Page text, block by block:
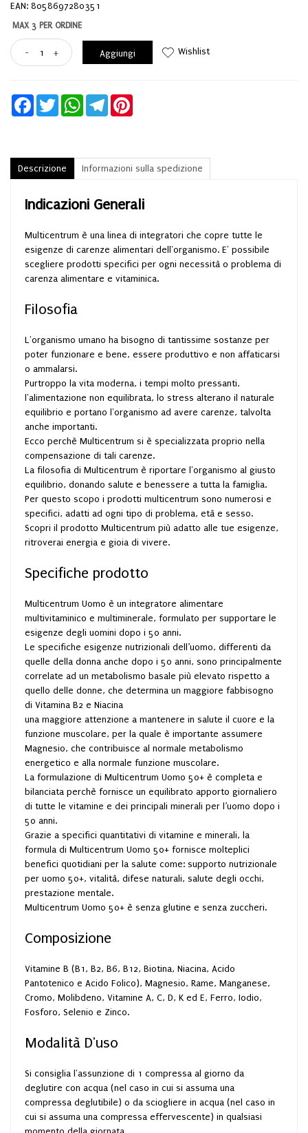
EAN: 8058697280351
MAX 3 PER ORDINE
- + Aggiungi Wishlist
FacebookTwitter WhatsAppTelegram
Descrizione Informazioni sulla spedizione
Indicazioni Generali
Multicentrum è una linea di integratori che copre tutte le
esigenze di carenze alimentari dell'organismo. E' possibile
scegliere prodotti specifici per ogni necessità o problema di
carenza alimentare e vitaminica.
Filosofia
L'organismo umano ha bisogno di tantissime sostanze per
poter funzionare e bene, essere produttivo e non affaticarsi
o ammalarsi.
Purtroppo la vita moderna, i tempi molto pressanti,
l'alimentazione non equilibrata, lo stress alterano il naturale
equilibrio e portano l'organismo ad avere carenze, talvolta
anche importanti.
Ecco perchè Multicentrum si è specializzata proprio nella
compensazione di tali carenze.
La filosofia di Multicentrum è riportare l'organismo al giusto
equilibrio, donando salute e benessere a tutta la famiglia.
Per questo scopo i prodotti multicentrum sono numerosi e
specifici, adatti ad ogni tipo di problema, età e sesso.
Scopri il prodotto Multicentrum più adatto alle tue esigenze,
ritroverai energia e gioia di vivere.
Specifiche prodotto
Multicentrum Uomo è un integratore alimentare
multivitaminico e multiminerale, formulato per supportare le
esigenze degli uomini dopo i 50 anni.
Le specifiche esigenze nutrizionali dell’uomo, differenti da
quelle della donna anche dopo i 50 anni, sono principalmente
correlate ad un metabolismo basale più elevato rispetto a
quello delle donne, che determina un maggiore fabbisogno
di Vitamina B2 e Niacina
una maggiore attenzione a mantenere in salute il cuore e la
funzione muscolare, per la quale è importante assumere
Magnesio, che contribuisce al normale metabolismo
energetico e alla normale funzione muscolare.
La formulazione di Multicentrum Uomo 50+ è completa e
bilanciata perchè fornisce un equilibrato apporto giornaliero
di tutte le vitamine e dei principali minerali per l’uomo dopo i
50 anni.
Grazie a specifici quantitativi di vitamine e minerali, la
formula di Multicentrum Uomo 50+ fornisce molteplici
benefici quotidiani per la salute come: supporto nutrizionale
per uomo 50+, vitalità, difese naturali, salute degli occhi,
prestazione mentale.
Multicentrum Uomo 50+ è senza glutine e senza zuccheri.
Composizione
Vitamine B (B1, B2, B6, B12, Biotina, Niacina, Acido
Pantotenico e Acido Folico), Magnesio, Rame, Manganese,
Cromo, Molibdeno, Vitamine A, C, D, K ed E, Ferro, Iodio,
Fosforo, Selenio e Zinco.
Modalità D'uso
Si consiglia l'assunzione di 1 compressa al giorno da
deglutire con acqua (nel caso in cui si assuma una
compressa deglutibile) o da sciogliere in acqua (nel caso in
cui si assuma una compressa effervescente) in qualsiasi